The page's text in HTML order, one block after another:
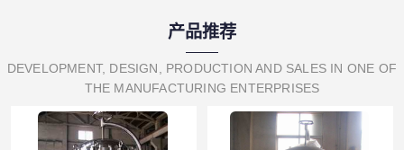
产品推荐
DEVELOPMENT, DESIGN, PRODUCTION AND SALES IN ONE OF
THE MANUFACTURING ENTERPRISES